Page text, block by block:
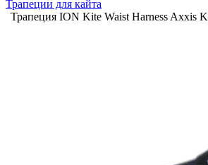
Трапеции для кайта
Трапеция ION Kite Waist Harness Axxis